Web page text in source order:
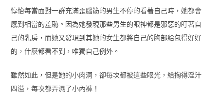
惇怡每當面對一群充滿歪腦筋的男生不停的看著自己時，她都會
感到相當的羞恥。因為她發現那些男生的眼神都是邪惡的盯著自
己的乳房，而她又發現到其她的女生都將自己的胸部給包得好好
的，什麼都看不到，唯獨自己例外。
雖然如此，但是她的小肉洞，卻每次都被這些眼光，給掏得淫汁
四溢，每次都弄濕了小內褲！